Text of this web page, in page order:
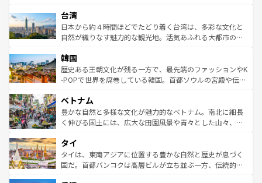
情報は
人々、おいしいローカルフードやハワイアンミュージッ
ク、伝統的なフラダンスなど、すべてがハワイの魅力を彩
っている。訪れるたびに新しい発見と感動が待っているハ
はコンテンツ一覧
リアリーフや大陸中央部にそびえるウルル（エアーズロッ
ク）、タスマニアの美しい原生林やケアンズの熱帯雨林な
ど、見どころがたくさん。また、カフェやワイン、オージ
いる。アクティビティも充実しており、サーフィンやダイ
ビング、ハイキングなど、アウトドア好きにはたまらな
い。オーストラリアの多彩な魅力を存分に味わいつくそ
参照してほしい。
台湾
日本から約４時間ほどでたどり着く台湾は、多彩な文化と
自然が織りなす魅力的な観光地。活気あふれる大都市の台
ン）、静ひつな山岳地帯である台湾東部など、都市の喧騒
と山間の静けさが共存しており、訪れる人に新しい発見と
驚きをもたらしてくれる。また、奥深い台湾の食文化も魅
容にもいいと評判のスイーツなど、バラエティ豊かな料理
が味わえる。 なお、新着の台湾情報は コンテンツ一覧を参
照してほしい。
韓国
歴史ある王朝文化が残る一方で、最先端のファッションやK
-POPで世界を席巻している韓国。首都ソウルの宮殿や伝統
き、地方に足を延ばせば四季折々の自然美を楽しむことが
できる。そして、キムチや焼肉、絶品のストリートフード
まで、さまざまな韓国料理が待っている。夜には、韓国な
リティに包まれながら、韓国の多彩な魅力を心ゆくまで味
わってみてほしい。 なお、新着の韓国情報はコンテンツ一
覧を参照してほしい。
ベトナム
豊かな自然と多様な文化が魅力的なベトナム。南北に細長
く伸びる国土には、広大な田園風景や青々とした山々、世
急速な発展と共に伝統が息づく。ハノイの古い町並みやホ
ーチミン市のフランス統治時代の建物も、独特の雰囲気を
醸し出している。また、バラエティの豊かさとおいしさで
タイ
タイは、東南アジアに位置する豊かな自然と歴史が息づく
国だ。首都バンコクは高層ビルが立ち並ぶ一方、伝統的な